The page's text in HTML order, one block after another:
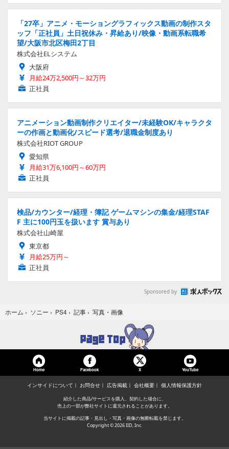
「27卒」アニメ・モーショングラフィックス動画の制作スタ
ッフ「正社員」土日祝休み・昇給あり/映像・動画系転職希
望/大阪市北区梅田2丁目
株式会社ELシステム
大阪府
月給24万2,500円～32万円
正社員
アニメーション動画制作クリエイター/未経験OK/キャラクタ
ーの作画と動画化/スピード選考/退職金制度あり
株式会社RIOT GROUP
愛知県
月給31万6,100円～60万円
正社員
検品/カウンター/経理・簿記 ゲームマシンの集金/経理STAF
F 主に100円玉を扱います 賞与あり
株式会社山崎屋
東京都
月給25万円～
正社員
Sponsored by
ホーム › ソニー › PS4 › 記事 › 写真・画像
Home Facebook X YouTube
インサイドについて お問合せ 広告掲載 会社概要 個人情報保護方針
紹介した商品/サービスを購入、契約した場合に、
売上の一部が弊社サイトに還元されることがあります。
当サイトに掲載の記事・見出し・写真・画像の無断転載を禁じます。
Copyright © 2026 IID, Inc.